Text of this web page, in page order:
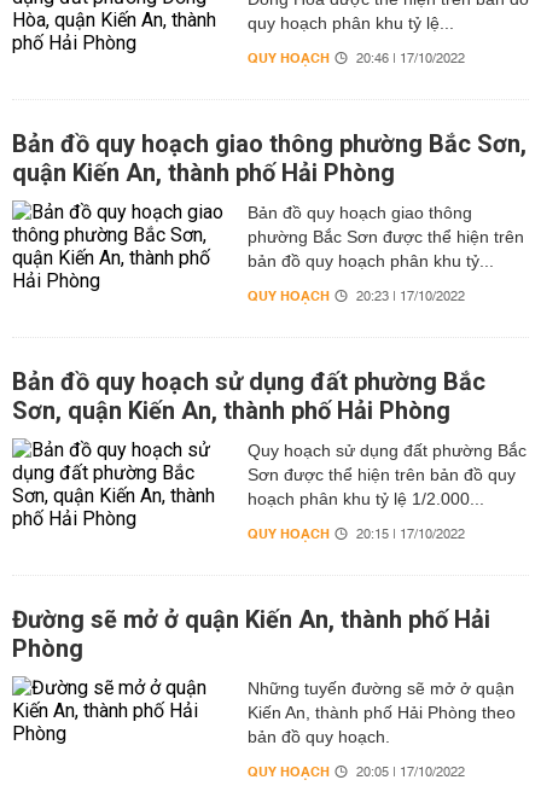
quy hoạch phân khu tỷ lệ...
QUY HOẠCH 20:46 | 17/10/2022
Bản đồ quy hoạch giao thông phường Bắc Sơn,
quận Kiến An, thành phố Hải Phòng
Bản đồ quy hoạch giao thông
phường Bắc Sơn được thể hiện trên
bản đồ quy hoạch phân khu tỷ...
QUY HOẠCH 20:23 | 17/10/2022
Bản đồ quy hoạch sử dụng đất phường Bắc
Sơn, quận Kiến An, thành phố Hải Phòng
Quy hoạch sử dụng đất phường Bắc
Sơn được thể hiện trên bản đồ quy
hoạch phân khu tỷ lệ 1/2.000...
QUY HOẠCH 20:15 | 17/10/2022
Đường sẽ mở ở quận Kiến An, thành phố Hải
Phòng
Những tuyến đường sẽ mở ở quận
Kiến An, thành phố Hải Phòng theo
bản đồ quy hoạch.
QUY HOẠCH 20:05 | 17/10/2022